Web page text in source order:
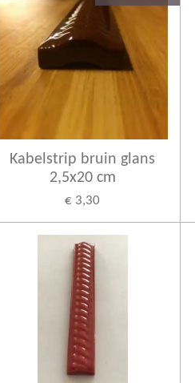
Kabelstrip bruin glans
2,5x20 cm
€ 3,30